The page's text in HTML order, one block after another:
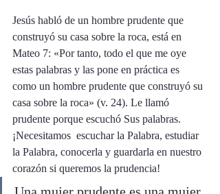
Jesús habló de un hombre prudente que
construyó su casa sobre la roca, está en
Mateo 7: «Por tanto, todo el que me oye
estas palabras y las pone en práctica es
como un hombre prudente que construyó su
casa sobre la roca» (v. 24). Le llamó
prudente porque escuchó Sus palabras.
¡Necesitamos  escuchar la Palabra, estudiar
la Palabra, conocerla y guardarla en nuestro
corazón si queremos la prudencia!